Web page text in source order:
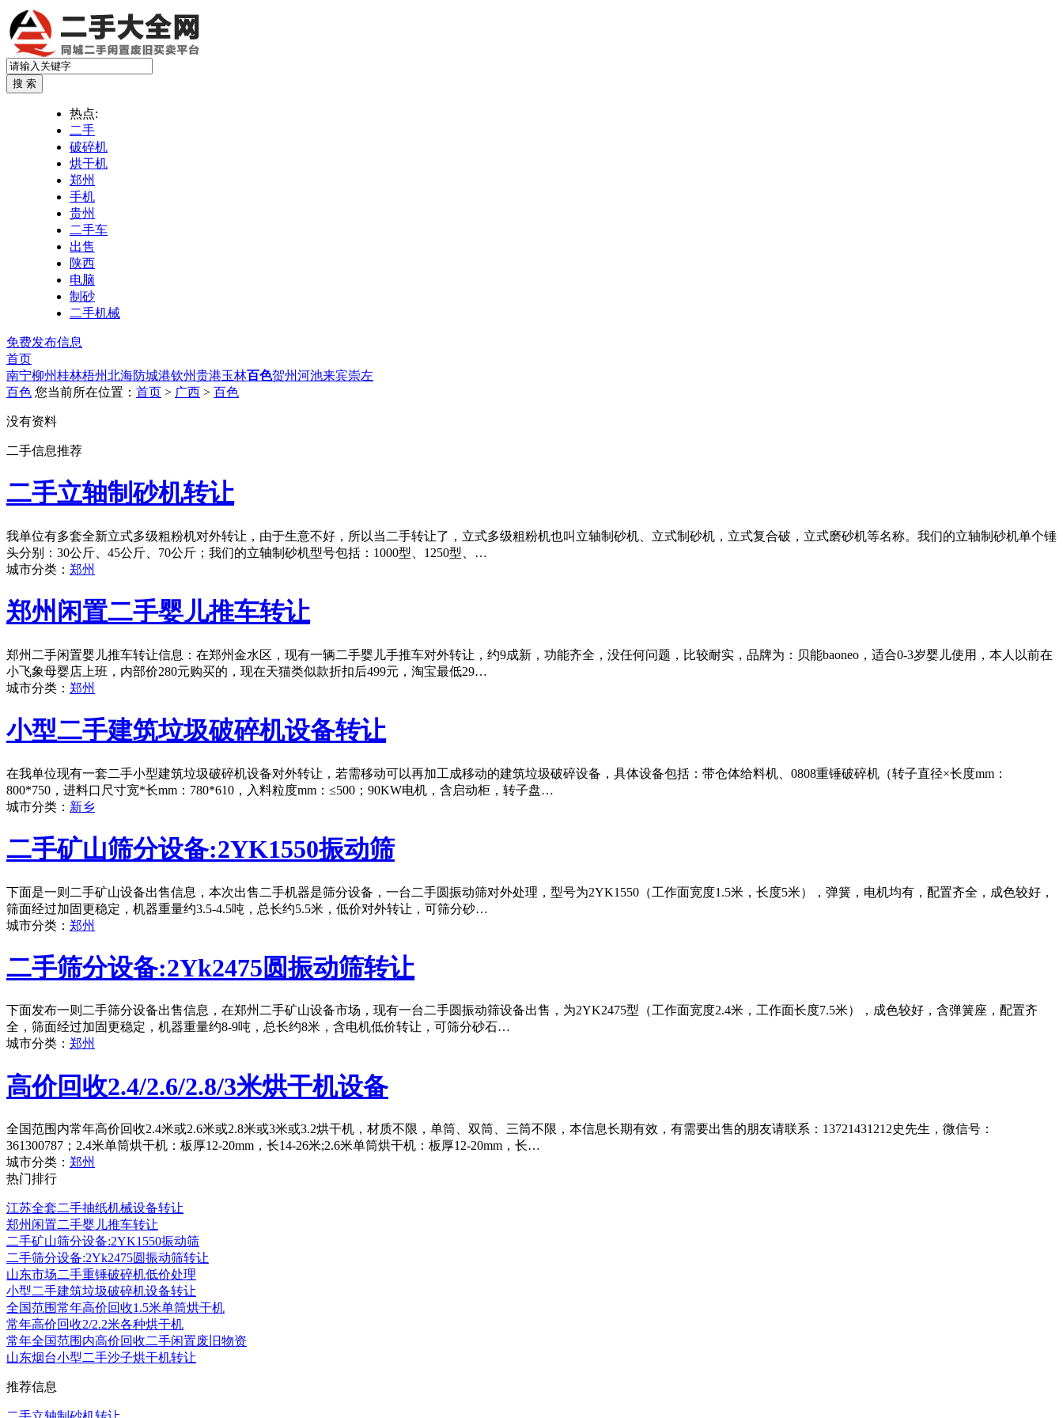
热点:
二手
破碎机
烘干机
郑州
手机
贵州
二手车
出售
陕西
电脑
制砂
二手机械
免费发布信息
首页
南宁柳州桂林梧州北海防城港钦州贵港玉林百色贺州河池来宾崇左
百色 您当前所在位置： 首页 > 广西 > 百色
没有资料
二手信息推荐
二手立轴制砂机转让
我单位有多套全新立式多级粗粉机对外转让，由于生意不好，所以当二手转让了，立式多级粗粉机也叫立轴制砂机、立式制砂机，立式复合破，立式磨砂机等名称。我们的立轴制砂机单个锤
头分别：30公斤、45公斤、70公斤；我们的立轴制砂机型号包括：1000型、1250型、…
城市分类： 郑州
郑州闲置二手婴儿推车转让
郑州二手闲置婴儿推车转让信息：在郑州金水区，现有一辆二手婴儿手推车对外转让，约9成新，功能齐全，没任何问题，比较耐实，品牌为：贝能baoneo，适合0-3岁婴儿使用，本人以前在
小飞象母婴店上班，内部价280元购买的，现在天猫类似款折扣后499元，淘宝最低29…
城市分类： 郑州
小型二手建筑垃圾破碎机设备转让
在我单位现有一套二手小型建筑垃圾破碎机设备对外转让，若需移动可以再加工成移动的建筑垃圾破碎设备，具体设备包括：带仓体给料机、0808重锤破碎机（转子直径×长度mm：
800*750，进料口尺寸宽*长mm：780*610，入料粒度mm：≤500；90KW电机，含启动柜，转子盘…
城市分类： 新乡
二手矿山筛分设备:2YK1550振动筛
下面是一则二手矿山设备出售信息，本次出售二手机器是筛分设备，一台二手圆振动筛对外处理，型号为2YK1550（工作面宽度1.5米，长度5米），弹簧，电机均有，配置齐全，成色较好，
筛面经过加固更稳定，机器重量约3.5-4.5吨，总长约5.5米，低价对外转让，可筛分砂…
城市分类： 郑州
二手筛分设备:2Yk2475圆振动筛转让
下面发布一则二手筛分设备出售信息，在郑州二手矿山设备市场，现有一台二手圆振动筛设备出售，为2YK2475型（工作面宽度2.4米，工作面长度7.5米），成色较好，含弹簧座，配置齐
全，筛面经过加固更稳定，机器重量约8-9吨，总长约8米，含电机低价转让，可筛分砂石…
城市分类： 郑州
高价回收2.4/2.6/2.8/3米烘干机设备
全国范围内常年高价回收2.4米或2.6米或2.8米或3米或3.2烘干机，材质不限，单筒、双筒、三筒不限，本信息长期有效，有需要出售的朋友请联系：13721431212史先生，微信号：
361300787；2.4米单筒烘干机：板厚12-20mm，长14-26米;2.6米单筒烘干机：板厚12-20mm，长…
城市分类： 郑州
热门排行
江苏全套二手抽纸机械设备转让
郑州闲置二手婴儿推车转让
二手矿山筛分设备:2YK1550振动筛
二手筛分设备:2Yk2475圆振动筛转让
山东市场二手重锤破碎机低价处理
小型二手建筑垃圾破碎机设备转让
全国范围常年高价回收1.5米单筒烘干机
常年高价回收2/2.2米各种烘干机
常年全国范围内高价回收二手闲置废旧物资
山东烟台小型二手沙子烘干机转让
推荐信息